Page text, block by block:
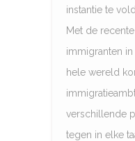
instantie te
Met de
immigranten
hele wereld
verschillende
tegen in elke